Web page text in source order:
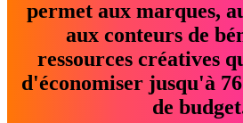
permet aux marques,
aux conteurs de
ressources créatives
d'économiser jusqu'à
de